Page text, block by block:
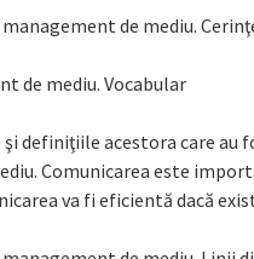
management de mediu.
de mediu. Vocabular
definiţiile acestora care au
Comunicarea este
va fi eficientă dacă